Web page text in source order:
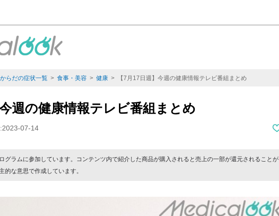
からだの症状一覧 > 食事・美容 > 健康 > 【7月17日週】今週の健康情報テレビ番組まとめ
今週の健康情報テレビ番組まとめ
07-14
グラムに参加しています。コンテンツ内で紹介した商品が購入されると売上の一部が還元されることが
的な意思で作成しています。